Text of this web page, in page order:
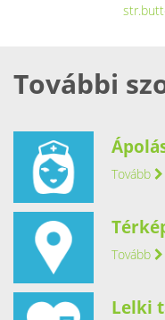
További
Tovább
Tovább
Lelki